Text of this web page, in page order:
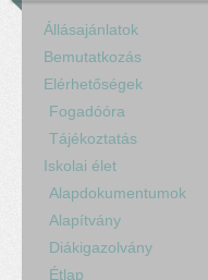
Állásajánlatok
Bemutatkozás
Elérhetőségek
Fogadóóra
Tájékoztatás
Iskolai élet
Alapdokumentumok
Alapítvány
Diákigazolvány
Étlap